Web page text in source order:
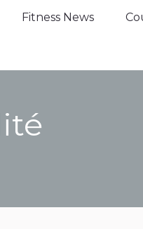
Fitness News
Fitness News